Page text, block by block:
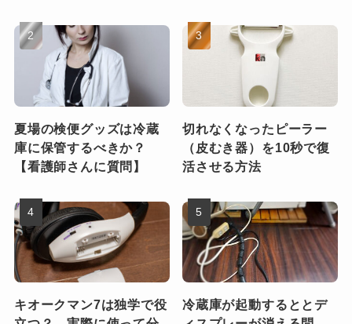
夏場の検便グッズは冷蔵
庫に保管するべきか？
【看護師さんに質問】
切れなくなったピーラー
（皮むき器）を10秒で復
活させる方法
キオークマン7は独学で役
冷蔵庫が起動するととデ